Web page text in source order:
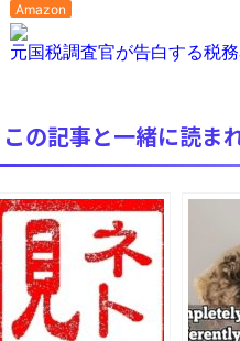
ブログお引越しのお知ら
まるで親子のような子
見ていると！悲しくな
Amazon
元国税調査官が告白する税
この記事と一緒に読ま